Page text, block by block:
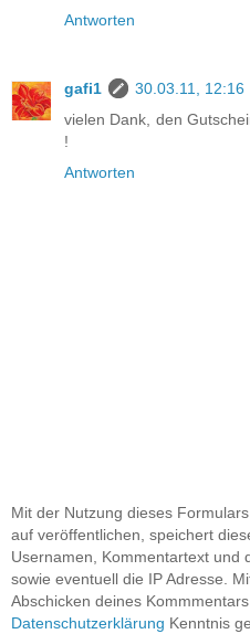
Antworten
gafi1
30.03.11, 12:16
vielen Dank, den
!
Antworten
Mit der Nutzung dieses
auf veröffentlichen, speichert
Usernamen, Kommentartext und
sowie eventuell die IP Adresse.
Abschicken deines
Datenschutzerklärung Kenntnis